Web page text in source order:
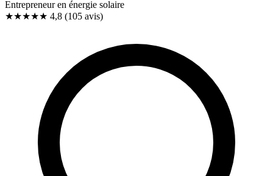
Entrepreneur en énergie solaire
★★★★★ 4,8 (105 avis)